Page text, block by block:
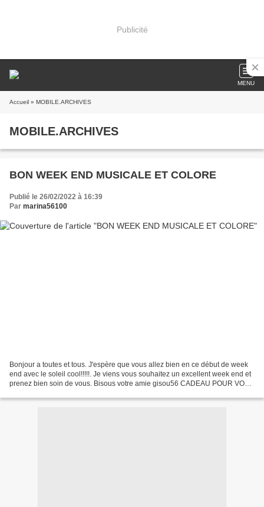
Publicité
MENU
Accueil » MOBILE.ARCHIVES
MOBILE.ARCHIVES
BON WEEK END MUSICALE ET COLORE
Publié le 26/02/2022 à 16:39
Par marina56100
Bonjour a toutes et tous. J'espère que vous allez bien en ce début de week
end avec le soleil cool!!!!!. Je viens vous souhaitez un excellent week end et
prenez bien soin de vous. Bisous votre amie gisou56 CADEAU POUR VOUS